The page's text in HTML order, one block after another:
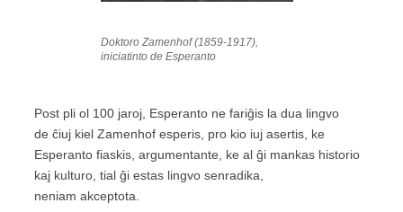
Doktoro Zamenhof (1859-1917),
iniciatinto de Esperanto
Post pli ol 100 jaroj, Esperanto ne fariĝis la dua lingvo
de ĉiuj kiel Zamenhof esperis, pro kio iuj asertis, ke
Esperanto fiaskis, argumentante, ke al ĝi mankas historio
kaj kulturo, tial ĝi estas lingvo senradika,
neniam akceptota.